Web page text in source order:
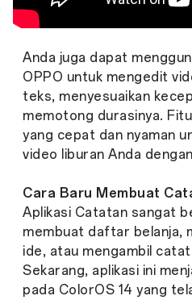
Anda juga dapat
OPPO untuk mengedit
teks, menyesuaikan
memotong durasinya.
yang cepat dan nyaman
video liburan Anda
Cara Baru Membuat
Aplikasi Catatan sangat
membuat daftar belanja,
ide, atau mengambil
Sekarang, aplikasi ini
pada ColorOS 14 yang